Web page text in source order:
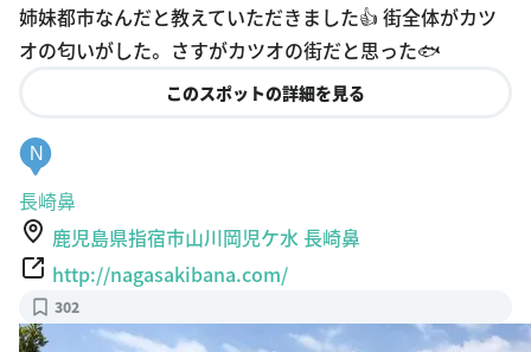
姉妹都市なんだと教えていただきました👍 街全体がカツ
オの匂いがした。 さすがカツオの街だと思った🐟
このスポットの詳細を見る
N
長崎鼻
鹿児島県指宿市山川岡児ケ水 長崎鼻
http://nagasakibana.com/
302